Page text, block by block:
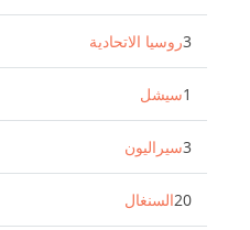
روسيا الاتحادية3
سيشل1
سيراليون3
السنغال20